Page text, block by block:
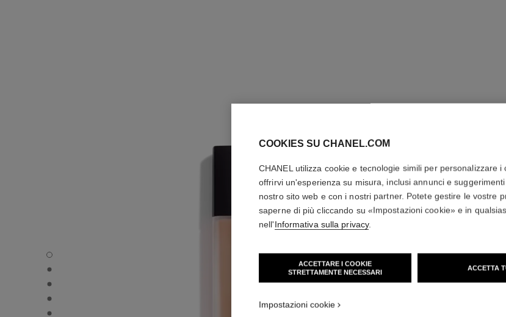
ULTRA LE TEINT LE CORRECTEUR - Immagine predefinita
ULTRA LE TEINT LE CORRECTEUR - Vista alternativa 1
ULTRA LE TEINT LE CORRECTEUR - Immagine basic texture
ULTRA LE TEINT LE CORRECTEUR - product.packShot.APPLICATION_VISUAL_1
ULTRA LE TEINT LE CORRECTEUR - product.packShot.APPLICATION_VISUAL_2
Più
Ref.
28
COOKIES SU CHANEL.COM
CHANEL utilizza cookie e tecnologie simili per personalizzare i
offrirvi un'esperienza su misura, inclusi annunci e
nostro sito web e con i nostri partner. Potete gestire le vostre
saperne di più cliccando su «Impostazioni cookie» e in
nell'Informativa sulla privacy.
ACCETTARE I COOKIE
STRETTAMENTE NECESSARI
ACCETTA
Impostazioni cookie